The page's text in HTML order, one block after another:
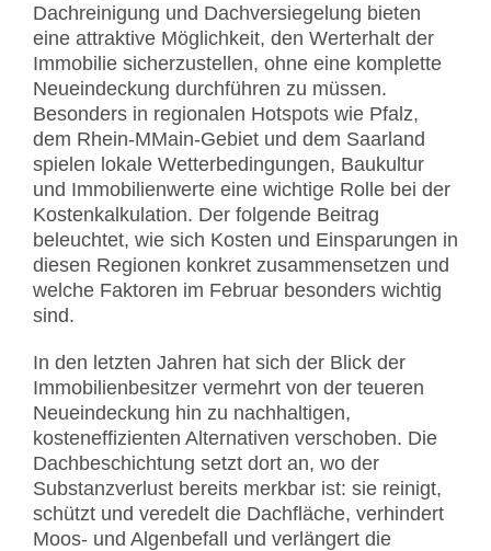
Dachreinigung und Dachversiegelung bieten
eine attraktive Möglichkeit, den Werterhalt der
Immobilie sicherzustellen, ohne eine komplette
Neueindeckung durchführen zu müssen.
Besonders in regionalen Hotspots wie Pfalz,
dem Rhein-MMain-Gebiet und dem Saarland
spielen lokale Wetterbedingungen, Baukultur
und Immobilienwerte eine wichtige Rolle bei der
Kostenkalkulation. Der folgende Beitrag
beleuchtet, wie sich Kosten und Einsparungen in
diesen Regionen konkret zusammensetzen und
welche Faktoren im Februar besonders wichtig
sind.
In den letzten Jahren hat sich der Blick der
Immobilienbesitzer vermehrt von der teueren
Neueindeckung hin zu nachhaltigen,
kosteneffizienten Alternativen verschoben. Die
Dachbeschichtung setzt dort an, wo der
Substanzverlust bereits merkbar ist: sie reinigt,
schützt und veredelt die Dachfläche, verhindert
Moos- und Algenbefall und verlängert die